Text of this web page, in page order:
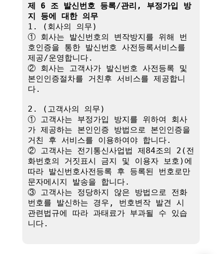
제 6 조 발신번호 등록/관리, 부정가입 방
지 등에 대한 의무
1. (회사의 의무)
① 회사는 발신번호의 변작방지를 위해 번
호인증을 통한 발신번호 사전등록서비스를
제공/운영합니다.
② 회사는 고객사가 발신번호 사전등록 및
본인인증절차를 거친후 서비스를 제공합니
다.
2. (고객사의 의무)
① 고객사는 부정가입 방지를 위하여 회사
가 제공하는 본인인증 방법으로 본인인증을
거친 후 서비스를 이용하여야 합니다.
② 고객사는 전기통신사업법 제84조의 2(전
화번호의 거짓표시 금지 및 이용자 보호)에
따라 발신번호사전등록 후 등록된 번호로만
문자메시지 발송을 합니다.
③ 고객사는 정당하지 않은 방법으로 전화
번호를 발신하는 경우, 번호변작 발견 시
관련법규에 따라 과태료가 부과될 수 있습
니다.